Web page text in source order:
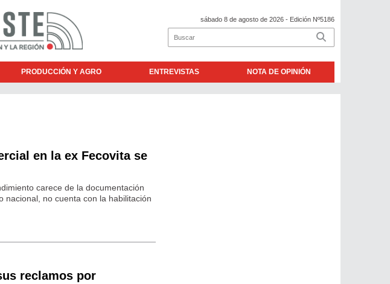
sábado 8 de agosto de 2026 - Edición Nº5186
PRODUCCIÓN Y AGRO ENTREVISTAS NOTA DE OPINIÓN
en la ex Fecovita se
carece de la documentación
nacional, no cuenta con la habilitación
reclamos por